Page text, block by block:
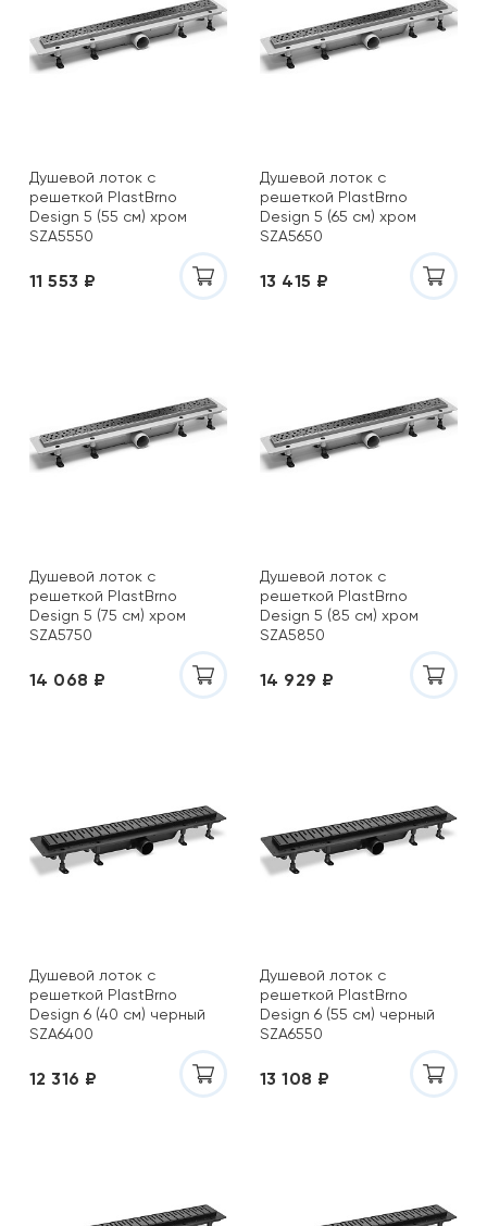
Душевой лоток с
решеткой PlastBrno
Design 5 (55 см) хром
SZA5550
11 553 ₽
Душевой лоток с
решеткой PlastBrno
Design 5 (65 см) хром
SZA5650
13 415 ₽
Душевой лоток с
решеткой PlastBrno
Design 5 (75 см) хром
SZA5750
14 068 ₽
Душевой лоток с
решеткой PlastBrno
Design 5 (85 см) хром
SZA5850
14 929 ₽
Душевой лоток с
решеткой PlastBrno
Design 6 (40 см) черный
SZA6400
12 316 ₽
Душевой лоток с
решеткой PlastBrno
Design 6 (55 см) черный
SZA6550
13 108 ₽